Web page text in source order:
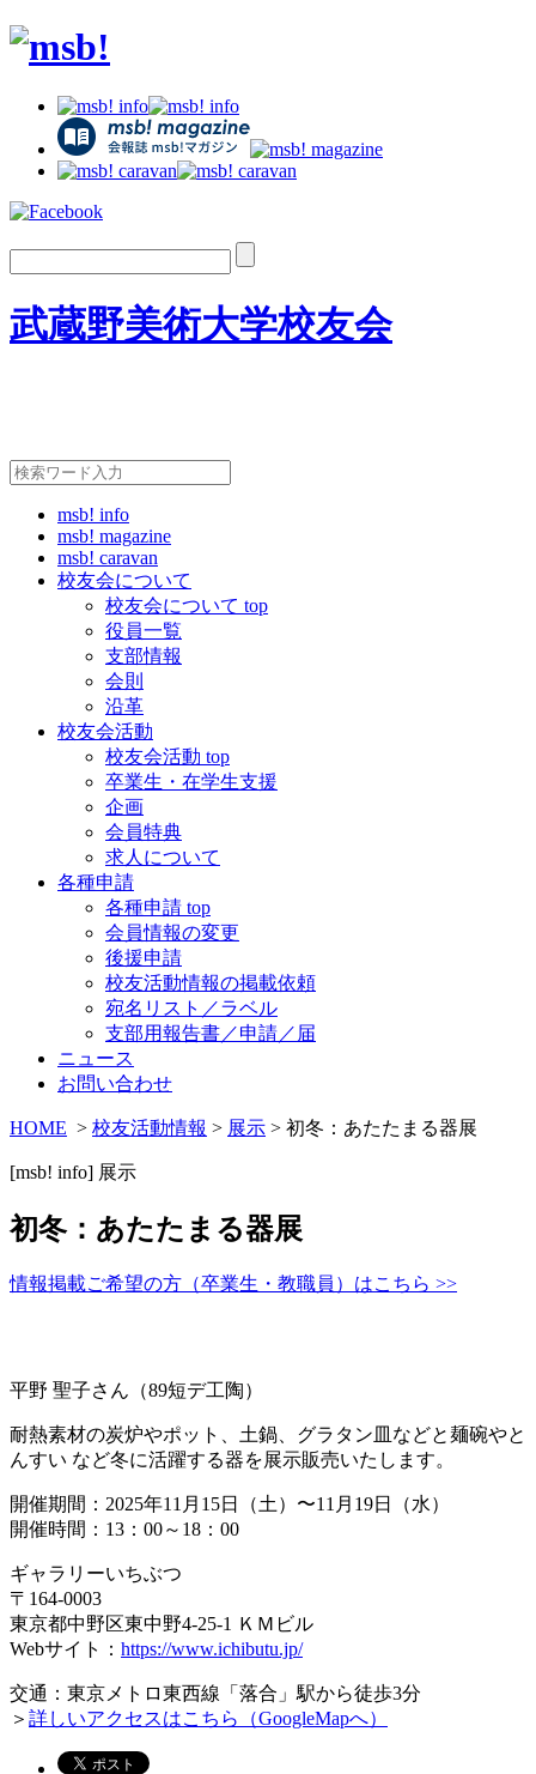
武蔵野美術大学校友会
msb! info
msb! magazine
msb! caravan
校友会について
校友会について top
役員一覧
支部情報
会則
沿革
校友会活動
校友会活動 top
卒業生・在学生支援
企画
会員特典
求人について
各種申請
各種申請 top
会員情報の変更
後援申請
校友活動情報の掲載依頼
宛名リスト／ラベル
支部用報告書／申請／届
ニュース
お問い合わせ
HOME > 校友活動情報 > 展示 > 初冬：あたたまる器展
[msb! info] 展示
初冬：あたたまる器展
情報掲載ご希望の方（卒業生・教職員）はこちら >>
平野 聖子さん（89短デ工陶）
耐熱素材の炭炉やポット、土鍋、グラタン皿などと麺碗やと
んすい など冬に活躍する器を展示販売いたします。
開催期間：2025年11月15日（土）〜11月19日（水）
開催時間：13：00～18：00
ギャラリーいちぶつ
〒164-0003
東京都中野区東中野4-25-1 ＫＭビル
Webサイト： https://www.ichibutu.jp/
交通：東京メトロ東西線「落合」駅から徒歩3分
＞ 詳しいアクセスはこちら（GoogleMapへ）